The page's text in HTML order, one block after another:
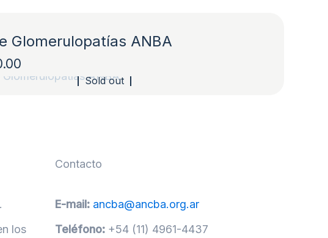
Glomerulopatías ANBA
Sold out
los
Contacto
E-mail: ancba@ancba.org.ar
Teléfono: +54 (11) 4961-4437